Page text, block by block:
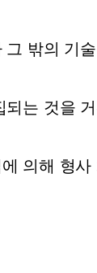
그 밖의 기
는 것을
의해 형사